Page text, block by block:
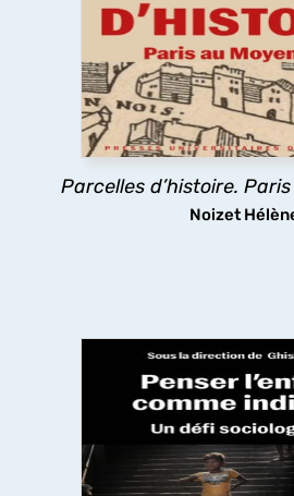
Parcelles d’histoire.
Noizet
Comment le Moyen Âge a
ville de Paris ? Les églises, la
lotissements, la poésie
comment les pratiques des
ont durablement structuré
parisien.
découvrir
Penser l’enfant comme
Pourquoi un ouvrage de